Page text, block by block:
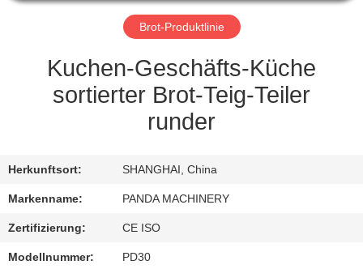
VERBINDUNG
Brot-Produktlinie
Kuchen-Geschäfts-Küche
sortierter Brot-Teig-Teiler
runder
Herkunftsort: SHANGHAI, China
Markenname: PANDA MACHINERY
Zertifizierung: CE ISO
Modellnummer: PD30